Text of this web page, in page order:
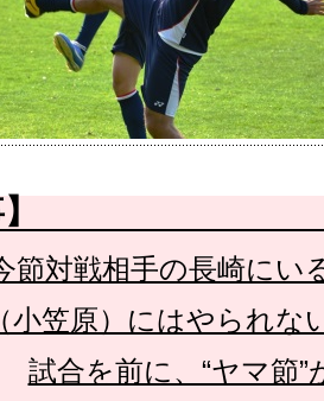
節対戦相手の長崎にい
小笠原）にはやられな
試合を前に、“ヤマ節”